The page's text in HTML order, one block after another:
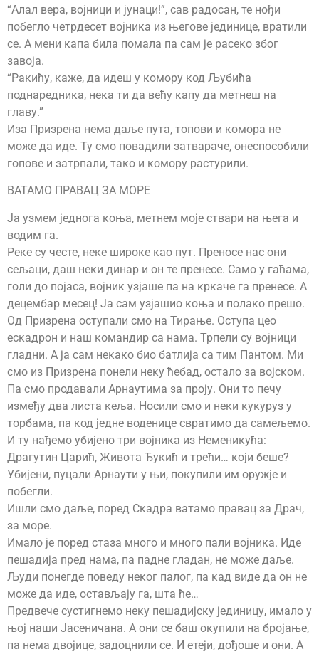
“Алал вера, војници и јунаци!”, сав радосан, те нођи
побегло четрдесет војника из његове јединице, вратили
се. А мени капа била помала па сам је расеко због
завоја.
“Ракићу, каже, да идеш у комору код Љубића
поднаредника, нека ти да већу капу да метнеш на
главу.”
Иза Призрена нема даље пута, топови и комора не
може да иде. Ту смо повадили затвараче, онеспособили
гопове и затрпали, тако и комору растурили.
ВАТАМО ПРАВАЦ ЗА МОРЕ
Ја узмем једнога коња, метнем моје ствари на њега и
водим га.
Реке су честе, неке широке као пут. Преносе нас они
сељаци, даш неки динар и он те пренесе. Само у гаћама,
голи до појаса, војник узјаше па на кркаче га пренесе. А
децембар месец! Ја сам узјашио коња и полако прешо.
Од Призрена оступали смо на Тирање. Оступа цео
ескадрон и наш командир са нама. Трпели су војници
гладни. А ја сам некако био батлија са тим Пантом. Ми
смо из Призрена понели неку ћебад, остало за војском.
Па смо продавали Арнаутима за проју. Они то печу
између два листа кеља. Носили смо и неки кукуруз у
торбама, па код једне воденице свратимо да самељемо.
И ту нађемо убијено три војника из Неменикућа:
Драгутин Царић, Живота Ђукић и трећи… који беше?
Убијени, пуцали Арнаути у њи, покупили им оружје и
побегли.
Ишли смо даље, поред Скадра ватамо правац за Драч,
за море.
Имало је поред стаза много и много пали војника. Иде
пешадија пред нама, па падне гладан, не може даље.
Људи понегде поведу неког палог, па кад виде да он не
може да иде, остављају га, шта ће…
Предвече сустигнемо неку пешадијску јединицу, имало у
њој наши Јасеничана. А они се баш окупили на бројање,
па нема двојице, задоцнили се. И етеји, дођоше и они. А